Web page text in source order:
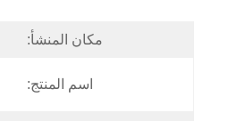
مكان المنشأ:
اسم المنتج: